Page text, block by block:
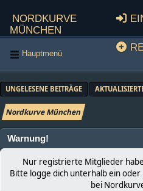
Nordkurve
München
Hauptmenü
UNGELESENE BEITRÄGE
Nordkurve München
Warnung!
Nur registrierte Mitglieder
Bitte logge dich unterhalb ein oder
bei